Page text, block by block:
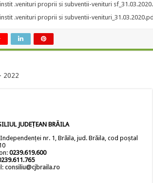
.venituri proprii si subventii-venituri
.venituri proprii si subventii-
2022
JUDEȚEAN BRĂILA
nr. 1, Brăila, jud. Brăila, cod poștal
0239.619.600
consiliu@cjbraila.ro